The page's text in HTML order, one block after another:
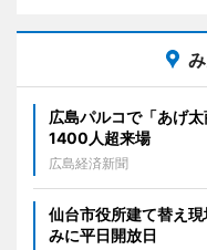
広島パルコで「あげ
1400人超来場
広島経済新聞
仙台市役所建て替え
みに平日開放日